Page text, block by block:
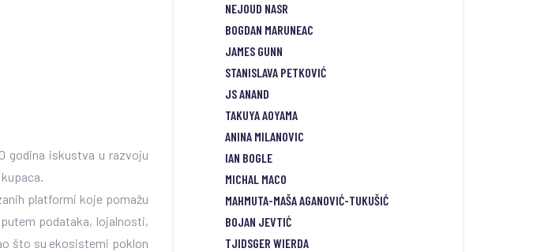
godina iskustva u razvoju
platformi koje pomažu
podataka, lojalnosti,
što su ekosistemi poklon
NEJOUD NASR
BOGDAN MARUNEAC
JAMES GUNN
STANISLAVA PETKOVIĆ
JS ANAND
TAKUYA AOYAMA
ANINA MILANOVIC
IAN BOGLE
MICHAL MACO
MAHMUTA-MAŠA AGANOVIĆ-TUKUŠIĆ
BOJAN JEVTIĆ
TJIDSGER WIERDA